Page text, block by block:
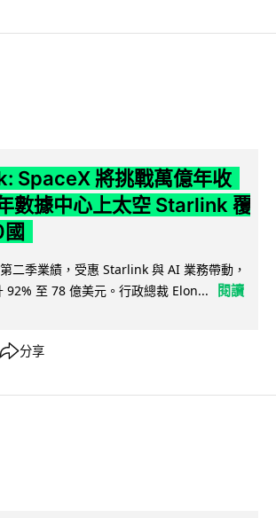
SpaceX 將挑戰萬億年收
數據中心上太空 Starlink 覆
二季業績，受惠 Starlink 與 AI 業務帶動，
92% 至 78 億美元。行政總裁 Elon...
閱讀
分享